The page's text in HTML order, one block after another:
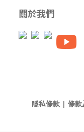
關於我們
隱私條款 | 條